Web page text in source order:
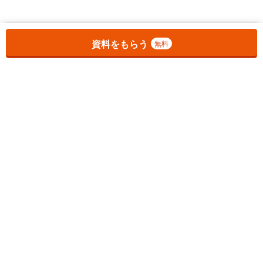
お気に入りに追加しました。
資料をもらう 無料